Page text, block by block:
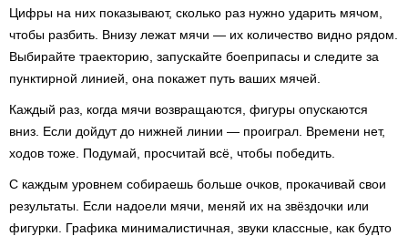
Цифры на них показывают, сколько раз нужно ударить мячом,
чтобы разбить. Внизу лежат мячи — их количество видно рядом.
Выбирайте траекторию, запускайте боеприпасы и следите за
пунктирной линией, она покажет путь ваших мячей.
Каждый раз, когда мячи возвращаются, фигуры опускаются
вниз. Если дойдут до нижней линии — проиграл. Времени нет,
ходов тоже. Подумай, просчитай всё, чтобы победить.
С каждым уровнем собираешь больше очков, прокачивай свои
результаты. Если надоели мячи, меняй их на звёздочки или
фигурки. Графика минималистичная, звуки классные, как будто